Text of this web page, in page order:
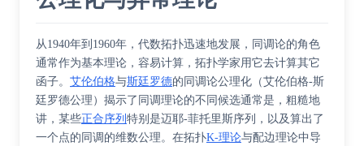
从1940年到1960年，代数拓扑迅速地发展，同调论的角色
通常作为基本理论，容易计算，拓扑学家用它去计算其它
函子。 艾伦伯格与斯廷罗德的同调论公理化（艾伦伯格-斯
廷罗德公理 ）揭示了同调理论的不同候选通常是，粗糙地
讲，某些正合序列 特别是迈耶-菲托里斯序列 ，以及算出了
一个点的同调的维数公理。在拓扑K-理论与配边理论中导